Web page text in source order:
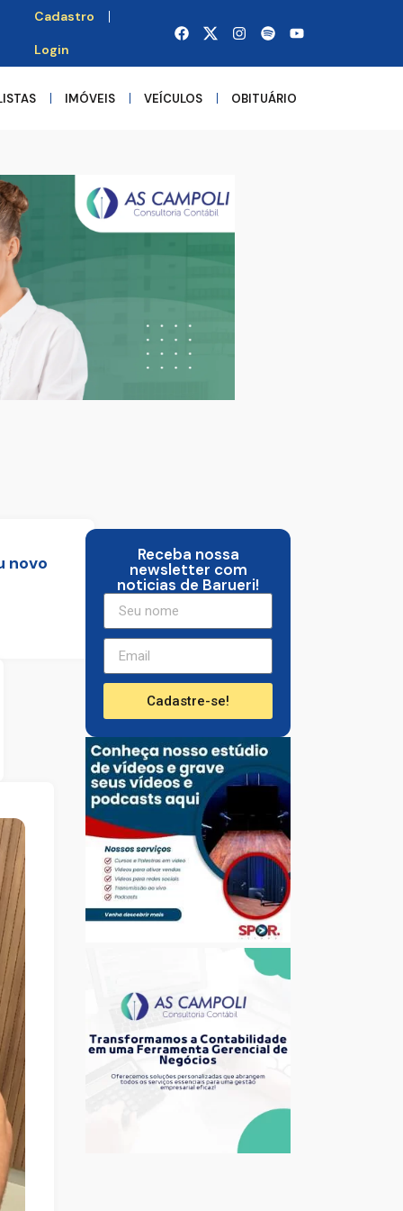
Cadastro
Login
IMÓVEIS VEÍCULOS OBITUÁRIO
novo Receba nossa
newsletter com
noticias de Barueri!
Cadastre-se!